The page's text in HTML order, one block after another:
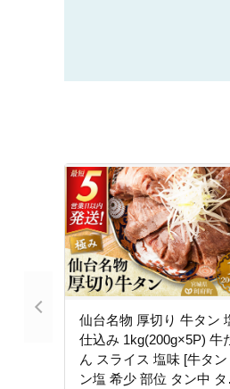
仙台名物 厚切り 牛タン
仕込み 1kg(200g×5P) 牛
ん スライス 塩味 [牛タン
ン塩 希少 部位 タン中 タ